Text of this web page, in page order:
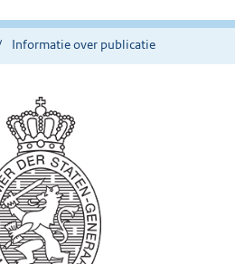
Informatie over publicatie